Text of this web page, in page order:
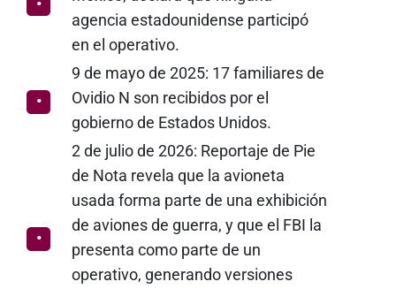
agencia estadounidense participó
en el operativo.
9 de mayo de 2025: 17 familiares de
Ovidio N son recibidos por el
gobierno de Estados Unidos.
2 de julio de 2026: Reportaje de Pie
de Nota revela que la avioneta
usada forma parte de una exhibición
de aviones de guerra, y que el FBI la
presenta como parte de un
operativo, generando versiones